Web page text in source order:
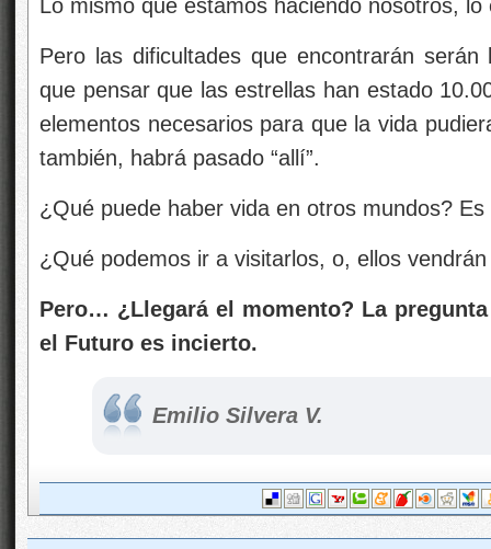
Lo mismo que estamos haciendo nosotros, lo
Pero las dificultades que encontrarán
que pensar que las estrellas han estado
elementos necesarios para que la vida
también, habrá pasado “allí”.
¿Qué puede haber vida en otros mundos?
¿Qué podemos ir a visitarlos, o, ellos
Pero… ¿Llegará el momento? La
el Futuro es incierto.
Emilio Silvera V.